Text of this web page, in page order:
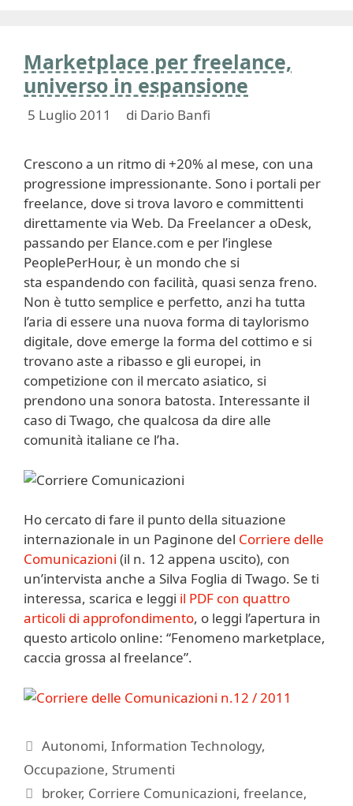
Marketplace per freelance,
universo in espansione
5 Luglio 2011 di Dario Banfi
Crescono a un ritmo di +20% al mese, con una
progressione impressionante. Sono i portali per
freelance, dove si trova lavoro e committenti
direttamente via Web. Da Freelancer a oDesk,
passando per Elance.com e per l’inglese
PeoplePerHour, è un mondo che si
sta espandendo con facilità, quasi senza freno.
Non è tutto semplice e perfetto, anzi ha tutta
l’aria di essere una nuova forma di taylorismo
digitale, dove emerge la forma del cottimo e si
trovano aste a ribasso e gli europei, in
competizione con il mercato asiatico, si
prendono una sonora batosta. Interessante il
caso di Twago, che qualcosa da dire alle
comunità italiane ce l’ha.
Ho cercato di fare il punto della situazione
internazionale in un Paginone del Corriere delle
Comunicazioni (il n. 12 appena uscito), con
un’intervista anche a Silva Foglia di Twago. Se ti
interessa, scarica e leggi il PDF con quattro
articoli di approfondimento, o leggi l’apertura in
questo articolo online: “Fenomeno marketplace,
caccia grossa al freelance”.
Categorie
Autonomi,Information Technology,
Occupazione, Strumenti
Tag
broker, Corriere Comunicazioni,freelance,